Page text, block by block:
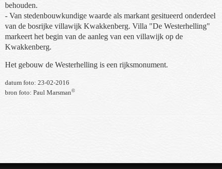
behouden.
- Van stedenbouwkundige waarde als markant gesitueerd onderdeel
van de bosrijke villawijk Kwakkenberg. Villa "De Westerhelling"
markeert het begin van de aanleg van een villawijk op de
Kwakkenberg.
Het gebouw de Westerhelling is een rijksmonument.
datum foto: 23-02-2016
bron foto: Paul Marsman©